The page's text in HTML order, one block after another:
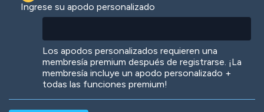
Ingrese su apodo personalizado
Los apodos personalizados requieren una
membresía premium después de registrarse. ¡La
membresía incluye un apodo personalizado +
todas las funciones premium!